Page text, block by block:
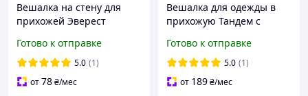
Вешалка на стену для
прихожей Эверест
Венге темный Вешалка
прихожая модульная
Готово к отправке
5.0 (1)
от78₴/мес
Вешалка для одежды в
прихожую Тандем с
Современный комплект в
прихожую коридор
Готово к отправке
5.0 (1)
от 189₴/мес